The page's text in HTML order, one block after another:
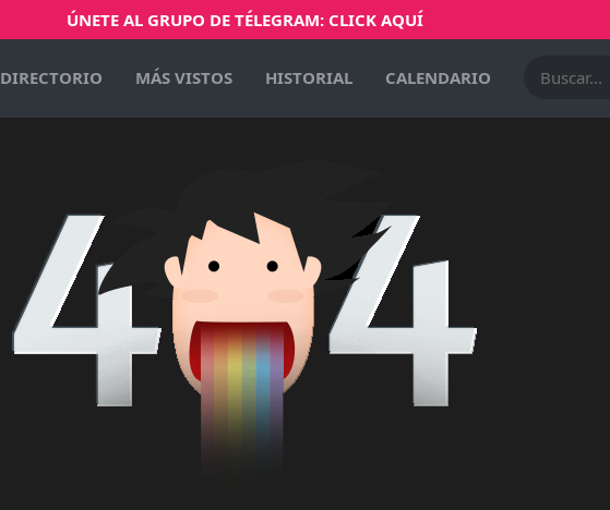
ÚNETE AL GRUPO DE TÉLEGRAM: CLICK AQUÍ
DIRECTORIO MÁS VISTOS HISTORIAL CALENDARIO